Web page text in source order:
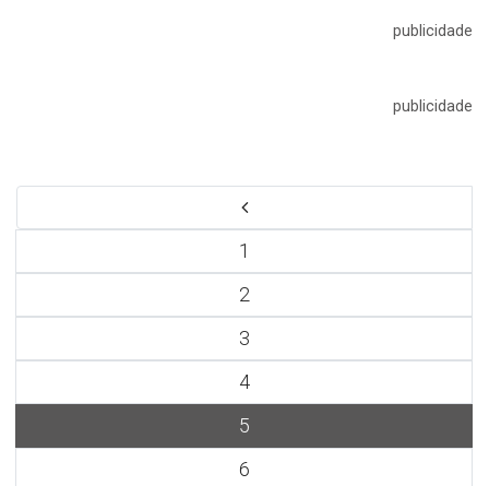
publicidade
publicidade
1
2
3
4
5
6